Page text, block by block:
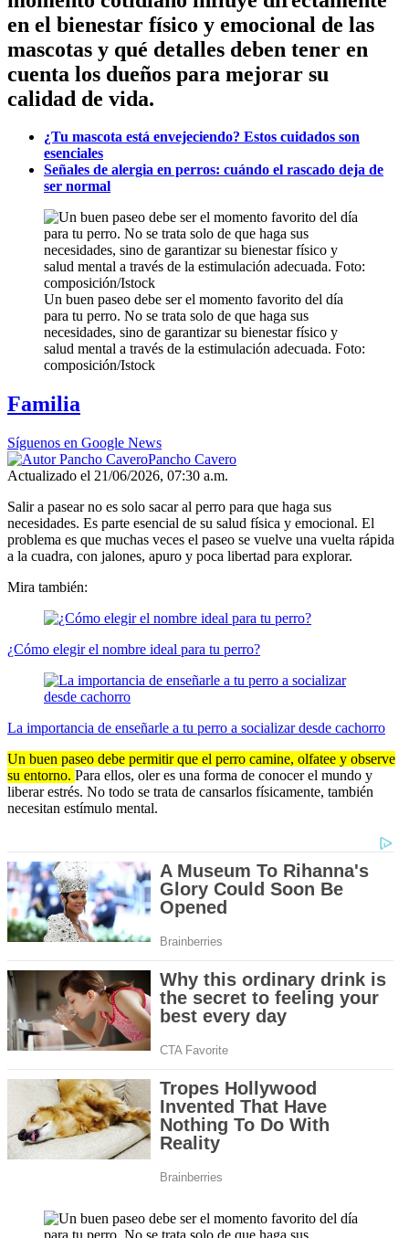
en el bienestar físico y emocional de las
mascotas y qué detalles deben tener en
cuenta los dueños para mejorar su
calidad de vida.
¿Tu mascota está envejeciendo? Estos cuidados son
esenciales
Señales de alergia en perros: cuándo el rascado deja de
ser normal
Un buen paseo debe ser el momento favorito del día
para tu perro. No se trata solo de que haga sus
necesidades, sino de garantizar su bienestar físico y
salud mental a través de la estimulación adecuada. Foto:
composición/Istock
Familia
Síguenos en Google News
Pancho Cavero
Actualizado el 21/06/2026, 07:30 a.m.
Salir a pasear no es solo sacar al perro para que haga sus
necesidades. Es parte esencial de su salud física y emocional. El
problema es que muchas veces el paseo se vuelve una vuelta rápida
a la cuadra, con jalones, apuro y poca libertad para explorar.
Mira también:
¿Cómo elegir el nombre ideal para tu perro?
La importancia de enseñarle a tu perro a socializar desde cachorro
Un buen paseo debe permitir que el perro camine, olfatee y observe
su entorno. Para ellos, oler es una forma de conocer el mundo y
liberar estrés. No todo se trata de cansarlos físicamente, también
necesitan estímulo mental.